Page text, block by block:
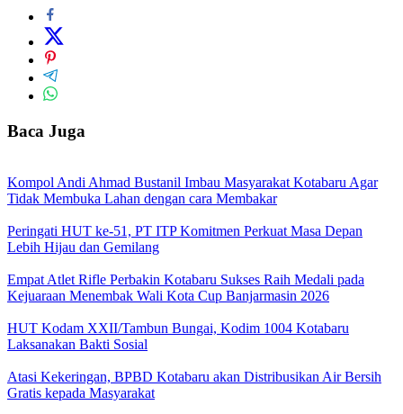
Baca Juga
Kompol Andi Ahmad Bustanil Imbau Masyarakat Kotabaru Agar
Tidak Membuka Lahan dengan cara Membakar
Peringati HUT ke-51, PT ITP Komitmen Perkuat Masa Depan
Lebih Hijau dan Gemilang
Empat Atlet Rifle Perbakin Kotabaru Sukses Raih Medali pada
Kejuaraan Menembak Wali Kota Cup Banjarmasin 2026
HUT Kodam XXII/Tambun Bungai, Kodim 1004 Kotabaru
Laksanakan Bakti Sosial
Atasi Kekeringan, BPBD Kotabaru akan Distribusikan Air Bersih
Gratis kepada Masyarakat